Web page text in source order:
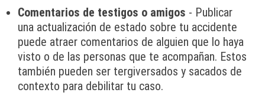
Comentarios de testigos o amigos - Publicar
una actualización de estado sobre tu accidente
puede atraer comentarios de alguien que lo haya
visto o de las personas que te acompañan. Estos
también pueden ser tergiversados y sacados de
contexto para debilitar tu caso.